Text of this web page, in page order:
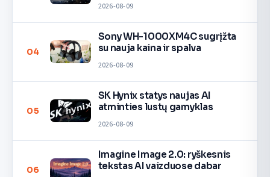
2026-08-09
04
Sony WH-1000XM4C sugrįžta
su nauja kaina ir spalva
2026-08-09
05
SK Hynix statys naujas AI
atminties lustų gamyklas
2026-08-09
06
Imagine Image 2.0: ryškesnis
tekstas AI vaizduose dabar